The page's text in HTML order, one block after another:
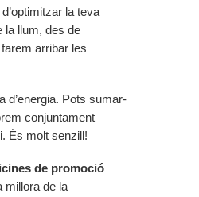
la teva
la llum, des de
arribar les
d’energia. Pots sumar-
conjuntament
És molt senzill!
de promoció
millora de la